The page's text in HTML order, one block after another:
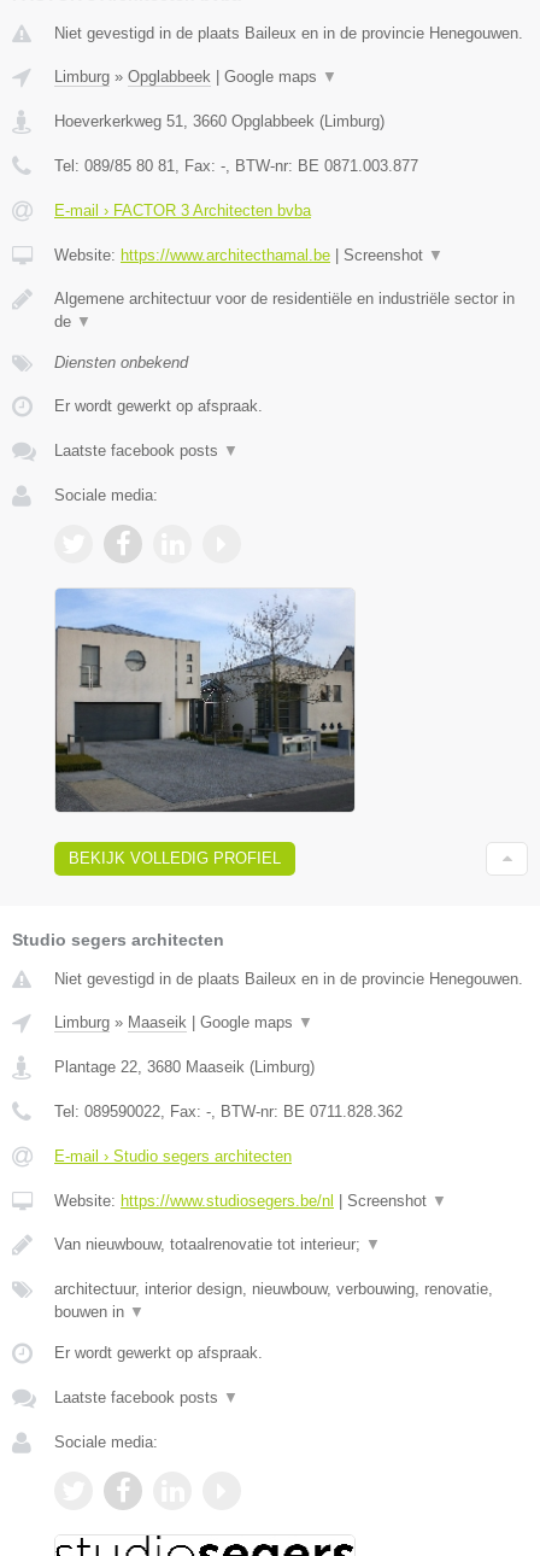
Niet gevestigd in de plaats Baileux en in de provincie Henegouwen.
Limburg » Opglabbeek Google maps ▼
Hoeverkerkweg 51 3660 Opglabbeek ( Limburg)
Tel: 089/85 80 81 , Fax: - , BTW-nr: BE 0871.003.877
E-mail › FACTOR 3 Architecten bvba
Website: https://www.architecthamal.be Screenshot ▼
Algemene architectuur voor de residentiële en industriële sector in
de ▼
Diensten onbekend
Er wordt gewerkt op afspraak.
Laatste facebook posts ▼
Sociale media:
BEKIJK VOLLEDIG PROFIEL
Studio segers architecten
Niet gevestigd in de plaats Baileux en in de provincie Henegouwen.
Limburg » Maaseik Google maps ▼
Plantage 22, 3680 Maaseik (Limburg)
Tel: 089590022, Fax: -, BTW-nr: BE 0711.828.362
E-mail › Studio segers architecten
Website: https://www.studiosegers.be/nl Screenshot ▼
Van nieuwbouw, totaalrenovatie tot interieur; ▼
architectuur, interior design, nieuwbouw, verbouwing, renovatie,
bouwen in ▼
Er wordt gewerkt op afspraak.
Laatste facebook posts ▼
Sociale media: